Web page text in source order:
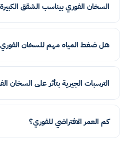
السخان الفوري بيناسب الشقق
هل ضغط المياه مهم للسخان
الترسبات الجيرية بتأثر على السخان
كم العمر الافتراضي للفوري؟